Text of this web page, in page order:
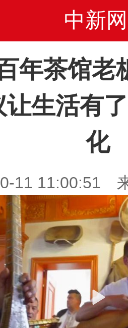
中新网
年茶馆老
让生活有
化
11 11:00:51